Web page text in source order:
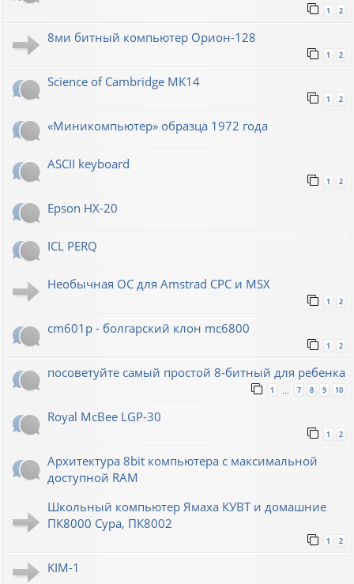
1 2
8ми битный компьютер Орион-128
1 2
Science of Cambridge MK14
1 2
«Миникомпьютер» образца 1972 года
ASCII keyboard
1 2
Epson HX-20
ICL PERQ
Необычная ОС для Amstrad CPC и MSX
1 2
cm601p - болгарский клон mc6800
1 2
посоветуйте самый простой 8-битный для ребенка
1 … 7 8 9 10
Royal McBee LGP-30
1 2
Архитектура 8bit компьютера с максимальной
доступной RAM
Школьный компьютер Ямаха КУВТ и домашние
ПК8000 Сура, ПК8002
1 2
KIM-1